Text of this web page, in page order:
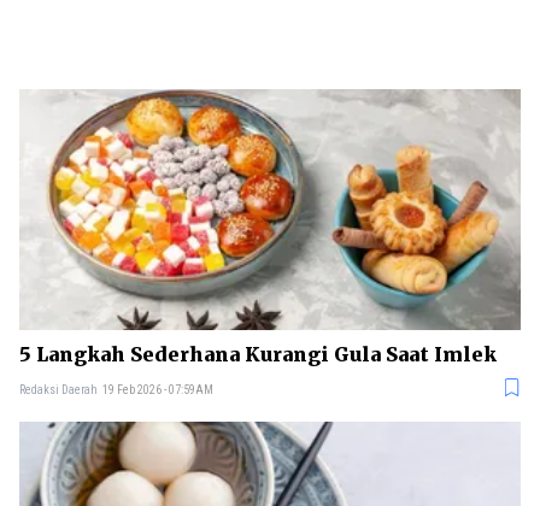
5 Langkah Sederhana Kurangi Gula Saat Imlek
Redaksi Daerah 19 Feb 2026 - 07:59AM